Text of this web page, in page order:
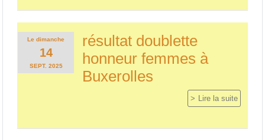
Ledimanche
14
SEPT. 2025
résultat doublette
honneur femmes à
Buxerolles
Lire la suite